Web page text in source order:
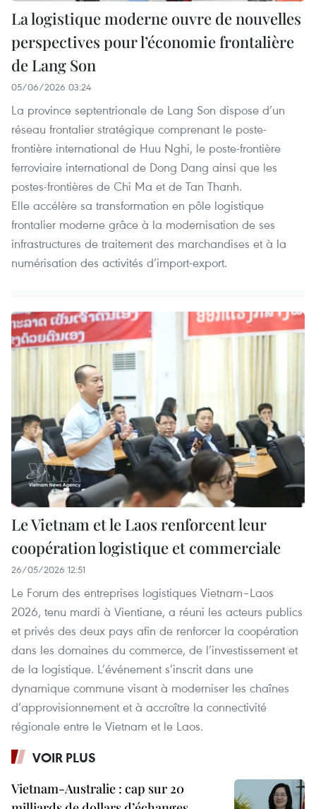
La logistique moderne ouvre de nouvelles
perspectives pour l’économie frontalière
de Lang Son
05/06/2026 03:24
La province septentrionale de Lang Son dispose d’un
réseau frontalier stratégique comprenant le poste-
frontière international de Huu Nghi, le poste-frontière
ferroviaire international de Dong Dang ainsi que les
postes-frontières de Chi Ma et de Tan Thanh.
Elle accélère sa transformation en pôle logistique
frontalier moderne grâce à la modernisation de ses
infrastructures de traitement des marchandises et à la
numérisation des activités d’import-export.
Le Vietnam et le Laos renforcent leur
coopération logistique et commerciale
26/05/2026 12:51
Le Forum des entreprises logistiques Vietnam–Laos
2026, tenu mardi à Vientiane, a réuni les acteurs publics
et privés des deux pays afin de renforcer la coopération
dans les domaines du commerce, de l’investissement et
de la logistique. L’événement s’inscrit dans une
dynamique commune visant à moderniser les chaînes
d’approvisionnement et à accroître la connectivité
régionale entre le Vietnam et le Laos.
VOIR PLUS
Vietnam-Australie : cap sur 20